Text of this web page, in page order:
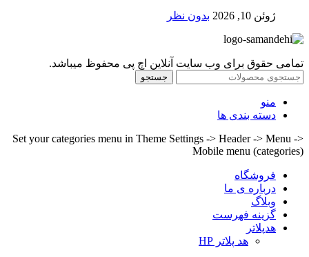
ژوئن 10, 2026 بدون نظر
تمامی حقوق برای وب سایت آنلاین اچ پی محفوظ میباشد.
جستجو
منو
دسته بندی ها
Set your categories menu in Theme Settings -> Header -> Menu ->
Mobile menu (categories)
فروشگاه
درباره ی ما
وبلاگ
گزینه فهرست
هدپلاتر
هد پلاتر HP